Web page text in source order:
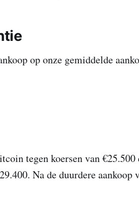
op onze gemiddelde
tegen koersen van
Na de duurdere aankoop